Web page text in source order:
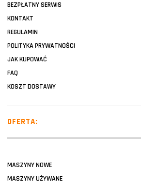
BEZPŁATNY SERWIS
KONTAKT
REGULAMIN
POLITYKA PRYWATNOŚCI
JAK KUPOWAĆ
FAQ
KOSZT DOSTAWY
OFERTA:
MASZYNY NOWE
MASZYNY UŻYWANE